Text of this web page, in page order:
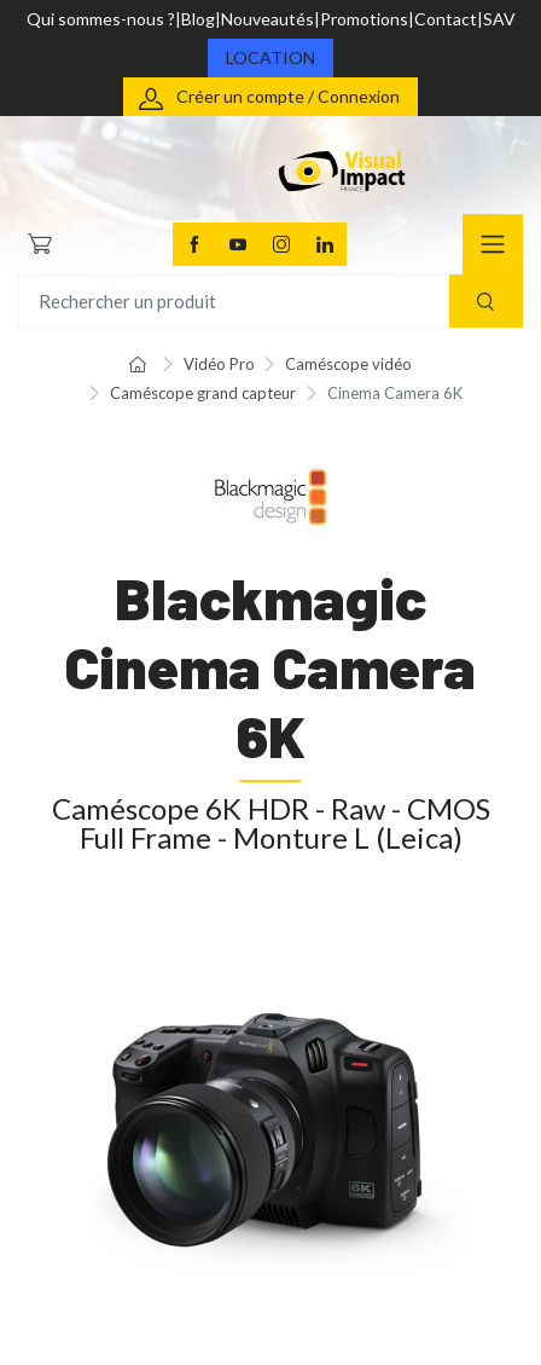
Qui sommes-nous ? Blog Nouveautés Promotions Contact SAV
LOCATION
Créer un compte / Connexion
Vidéo Pro
Caméscope vidéo
Caméscope grand capteur
Cinema Camera 6K
Blackmagic
Cinema Camera
6K
Caméscope 6K HDR - Raw - CMOS
Full Frame - Monture L (Leica)